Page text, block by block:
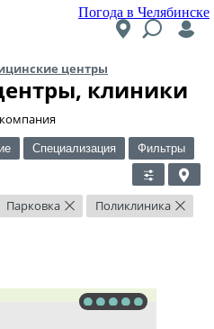
Погода в Челябинске
центры
клиники
Специализация Фильтры
Парковка × Поликлиника ×